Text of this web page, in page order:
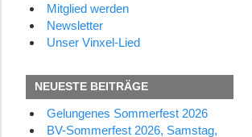
Mitglied werden
Newsletter
Unser Vinxel-Lied
NEUESTE BEITRÄGE
Gelungenes Sommerfest 2026
BV-Sommerfest 2026, Samstag,